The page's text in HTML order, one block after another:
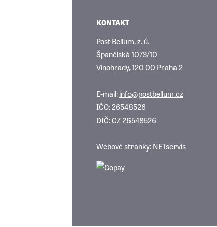
KONTAKT
Post Bellum, z. ú.
Španělská 1073/10
Vinohrady, 120 00 Praha 2
E-mail:info@postbellum.cz
IČO: 26548526
DIČ: CZ 26548526
Webové stránky:NETservis